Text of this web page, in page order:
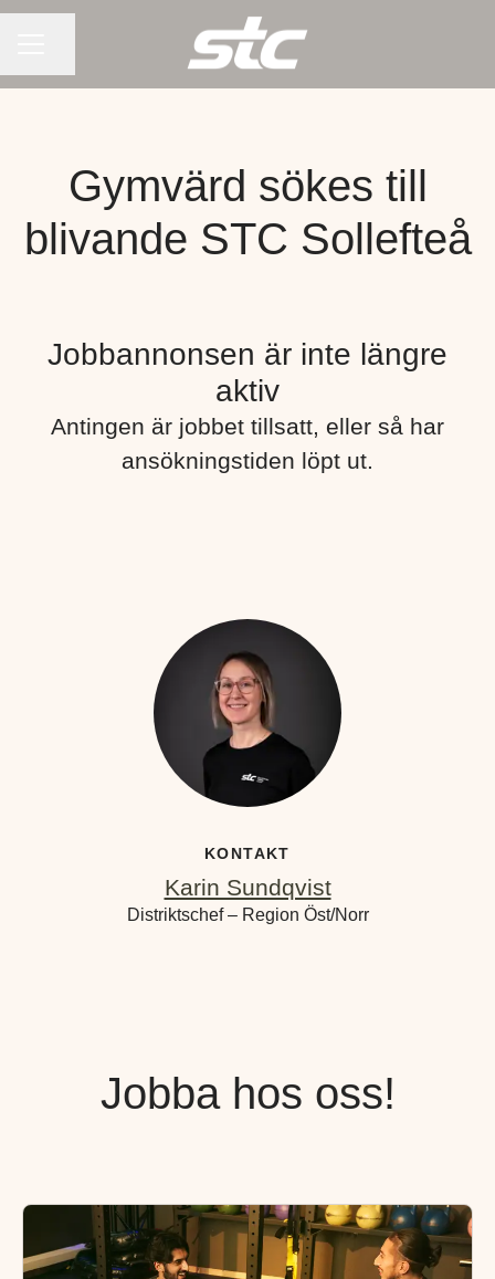
Gymvärd sökes till
blivande STC Sollefteå
Jobbannonsen är inte längre
aktiv
Antingen är jobbet tillsatt, eller så har
ansökningstiden löpt ut.
KONTAKT
Karin Sundqvist
Distriktschef – Region Öst/Norr
Jobba hos oss!